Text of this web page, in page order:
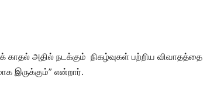
காதல் அதில் நடக்கும் நிகழ்வுகள் பற்றிய விவாதத்தை
இருக்கும்” என்றார்.